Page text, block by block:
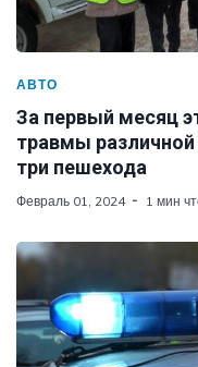
АВТО
За первый месяц
травмы
три пешехода
Февраль 01, 2024 1 мин